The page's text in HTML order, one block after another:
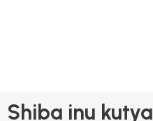
Shiba inu kutya